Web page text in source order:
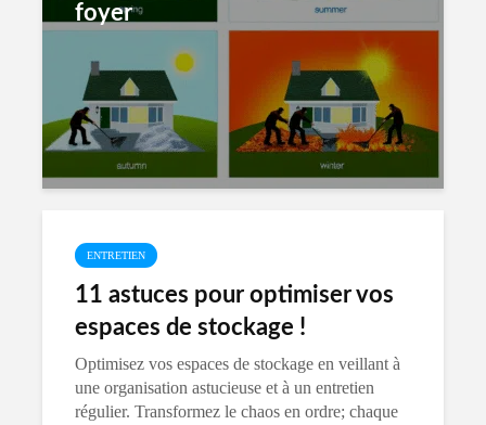
foyer
ENTRETIEN
11 astuces pour optimiser vos
espaces de stockage !
Optimisez vos espaces de stockage en veillant à
une organisation astucieuse et à un entretien
régulier. Transformez le chaos en ordre; chaque